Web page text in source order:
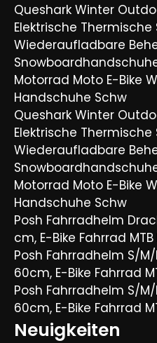
Queshark Winter
Elektrische
Wiederaufladbare
Motorrad Moto E-Bike
Handschuhe Schw
Queshark Winter
Elektrische
Wiederaufladbare
Motorrad Moto E-Bike
Handschuhe Schw
Posh Fahrradhelm
cm, E-Bike Fahrrad
Posh Fahrradhelm S/
60cm, E-Bike Fahrrad
Posh Fahrradhelm S/
60cm, E-Bike Fahrrad
Neuigkeiten